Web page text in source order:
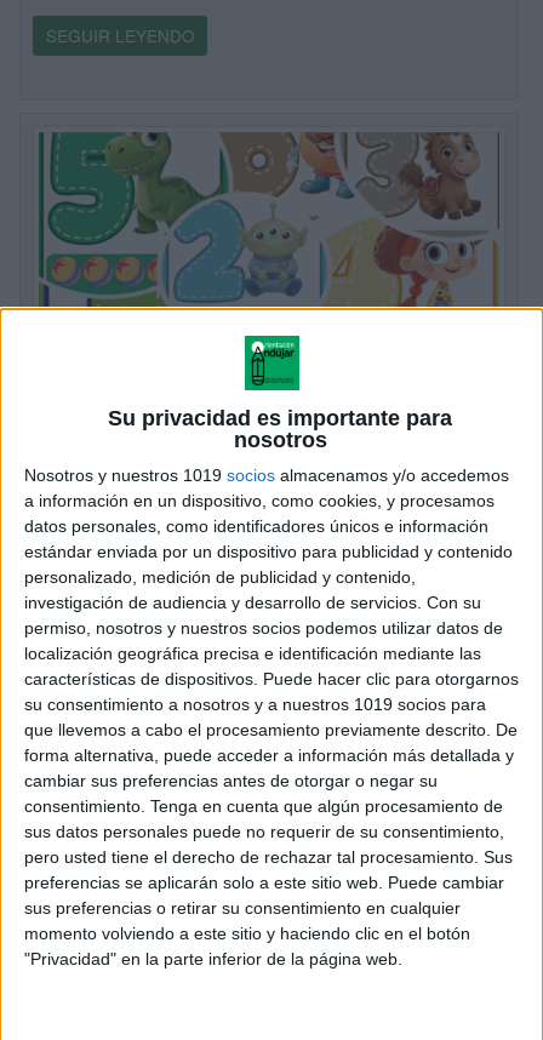
Su privacidad es importante para
nosotros
Nosotros y nuestros 1019 socios almacenamos y/o accedemos
a información en un dispositivo, como cookies, y procesamos
datos personales, como identificadores únicos e información
estándar enviada por un dispositivo para publicidad y contenido
personalizado, medición de publicidad y contenido,
investigación de audiencia y desarrollo de servicios. Con su
permiso, nosotros y nuestros socios podemos utilizar datos de
localización geográfica precisa e identificación mediante las
características de dispositivos. Puede hacer clic para otorgarnos
su consentimiento a nosotros y a nuestros 1019 socios para
que llevemos a cabo el procesamiento previamente descrito. De
forma alternativa, puede acceder a información más detallada y
cambiar sus preferencias antes de otorgar o negar su
consentimiento. Tenga en cuenta que algún procesamiento de
sus datos personales puede no requerir de su consentimiento,
pero usted tiene el derecho de rechazar tal procesamiento. Sus
preferencias se aplicarán solo a este sitio web. Puede cambiar
sus preferencias o retirar su consentimiento en cualquier
momento volviendo a este sitio y haciendo clic en el botón
"Privacidad" en la parte inferior de la página web.
SEGUIR LEYENDO
Preciosas Laminas de los números con
Toy Story 5 decora tu clase
Publicado hace 13 horas
Hoy compartimos un recurso especialmente pensado
para llenar el aula de color y convertir el aprendizaje
de los números en una experiencia mucho más visual
y motivadora: unas preciosas láminas […]
SEGUIR LEYENDO